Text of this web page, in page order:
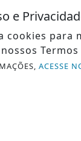
e
cookies para
ACESSE